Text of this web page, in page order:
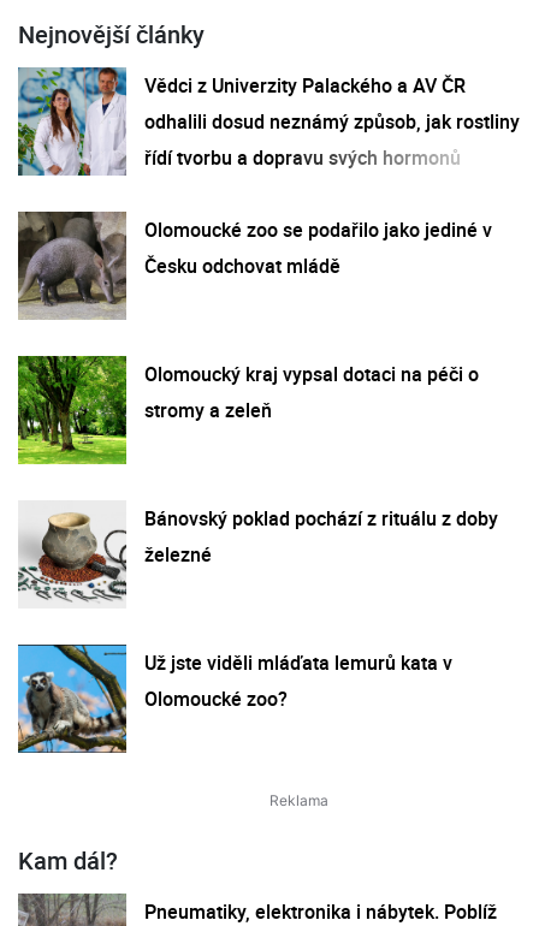
Nejnovější články
Vědci z Univerzity Palackého a AV ČR
odhalili dosud neznámý způsob, jak rostliny
řídí tvorbu a dopravu svých hormonů
Olomoucké zoo se podařilo jako jediné v
Česku odchovat mládě
Olomoucký kraj vypsal dotaci na péči o
stromy a zeleň
Bánovský poklad pochází z rituálu z doby
železné
Už jste viděli mláďata lemurů kata v
Olomoucké zoo?
Kam dál?
Pneumatiky, elektronika i nábytek. Poblíž